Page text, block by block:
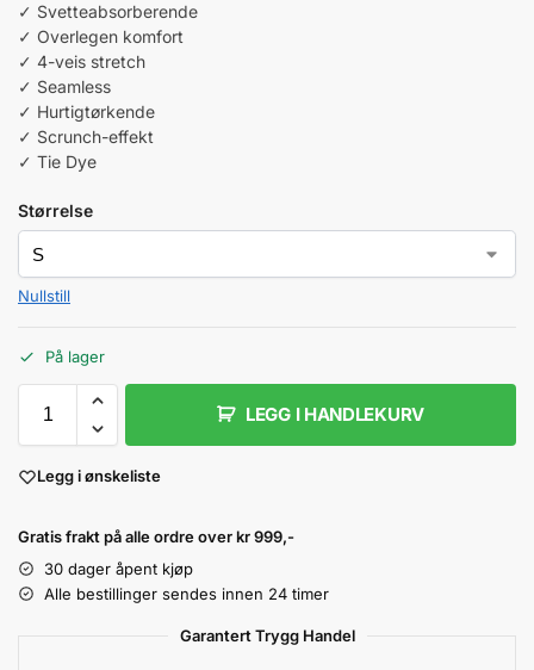
✓ Svetteabsorberende
✓ Overlegen komfort
✓ 4-veis stretch
✓ Seamless
✓ Hurtigtørkende
✓ Scrunch-effekt
✓ Tie Dye
Størrelse
Nullstill
På lager
LEGG I HANDLEKURV
Legg i ønskeliste
Gratis frakt på alle ordre over kr 999,-
30 dager åpent kjøp
Alle bestillinger sendes innen 24 timer
Garantert Trygg Handel